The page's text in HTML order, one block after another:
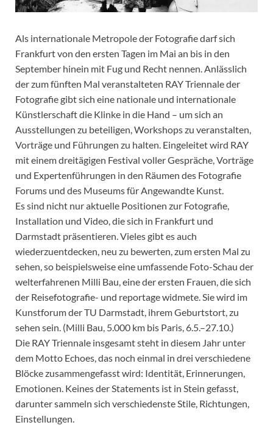
Als internationale Metropole der Fotografie darf sich
Frankfurt von den ersten Tagen im Mai an bis in den
September hinein mit Fug und Recht nennen. Anlässlich
der zum fünften Mal veranstalteten RAY Triennale der
Fotografie gibt sich eine nationale und internationale
Künstlerschaft die Klinke in die Hand – um sich an
Ausstellungen zu beteiligen, Workshops zu veranstalten,
Vorträge und Führungen zu halten. Eingeleitet wird RAY
mit einem dreitägigen Festival voller Gespräche, Vorträge
und Expertenführungen in den Räumen des Fotografie
Forums und des Museums für Angewandte Kunst.
Es sind nicht nur aktuelle Positionen zur Fotografie,
Installation und Video, die sich in Frankfurt und
Darmstadt präsentieren. Vieles gibt es auch
wiederzuentdecken, neu zu bewerten, zum ersten Mal zu
sehen, so beispielsweise eine umfassende Foto-Schau der
welterfahrenen Milli Bau, eine der ersten Frauen, die sich
der Reisefotografie- und reportage widmete. Sie wird im
Kunstforum der TU Darmstadt, ihrem Geburtstort, zu
sehen sein. (Milli Bau, 5.000 km bis Paris, 6.5.–27.10.)
Die RAY Triennale insgesamt steht in diesem Jahr unter
dem Motto Echoes, das noch einmal in drei verschiedene
Blöcke zusammengefasst wird: Identität, Erinnerungen,
Emotionen. Keines der Statements ist in Stein gefasst,
darunter sammeln sich verschiedenste Stile, Richtungen,
Einstellungen.